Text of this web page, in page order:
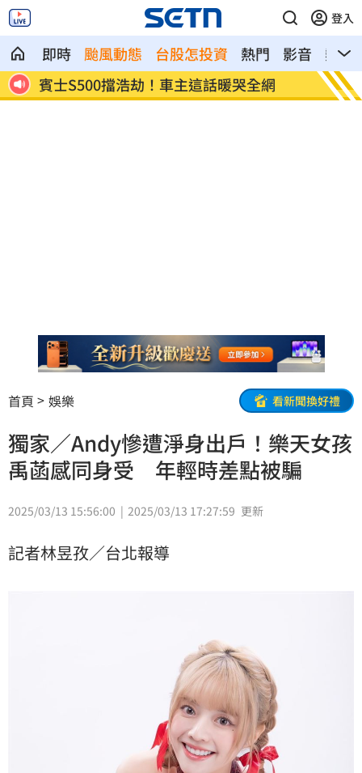
登入
即時 颱風動態 台股怎投資 熱門 影音
熱搜
創
賓士S500擋浩劫！車主這話暖哭全網
台股
酬
首頁 娛樂 看新聞換好禮
獨家／Andy慘遭淨身出戶！樂天女孩
禹菡感同身受 年輕時差點被騙
2025/03/13 15:56:00 2025/03/13 17:27:59 更新
記者林昱孜／台北報導